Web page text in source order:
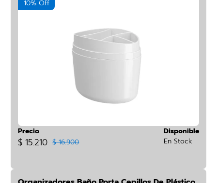
10% Off
Precio
$ 15.210 $ 16.900
Disponible
En Stock